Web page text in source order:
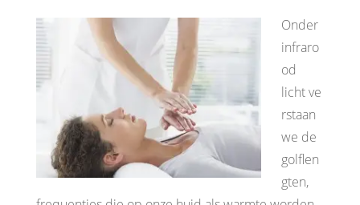
Onder
infraro
od
licht ve
rstaan
we de
golflen
gten,